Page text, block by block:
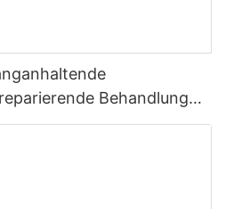
Behandlung
und Spülung – YOGI CARE